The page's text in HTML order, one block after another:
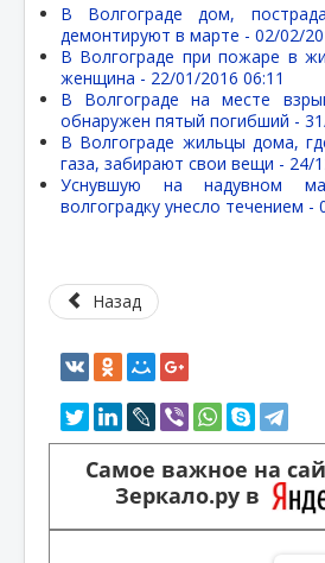
В Волгограде дом,
демонтируют в марте - 02/02/
В Волгограде при пожаре в
женщина - 22/01/2016 06:11
В Волгограде на месте
обнаружен пятый погибший -
В Волгограде жильцы дома,
газа, забирают свои вещи - 24/
Уснувшую на надувном
волгоградку унесло течением -
Назад
Самое важное на
Зеркало.ру в